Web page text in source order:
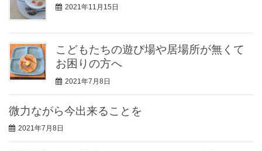
2021年11月15日
こどもたちの遊び場や居場所が無くて
お困りの方へ
2021年7月8日
微力ながら今出来ることを
2021年7月8日